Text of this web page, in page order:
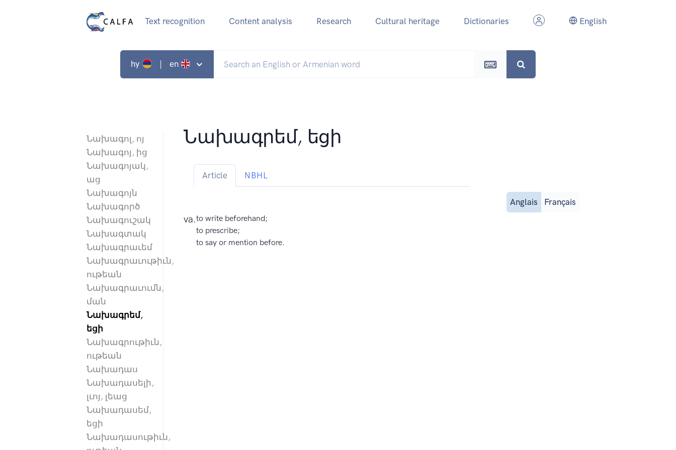
Text recognition Content analysis Research Cultural heritage Dictionaries English
hy | en
Նախագոլ, ոյ
Նախագոյ, ից
Նախագոյակ,
աց
Նախագոյն
Նախագործ
Նախագուշակ
Նախագտակ
Նախագրաւեմ
Նախագրաւութիւն,
ութեան
Նախագրաւումն,
ման
Նախագրեմ,
եցի
Նախագրութիւն,
ութեան
Նախադաս
Նախադասելի,
լւոյ, լեաց
Նախադասեմ,
եցի
Նախադասութիւն,
Նախագրեմ, եցի
Article NBHL
Anglais Français
va.to write beforehand;
to prescribe;
to say or mention before.